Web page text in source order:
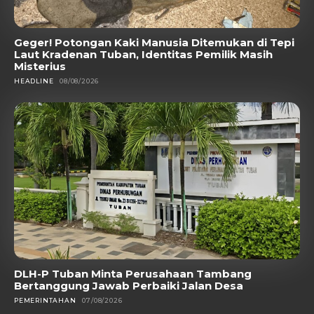
Geger! Potongan Kaki Manusia Ditemukan di Tepi
Laut Kradenan Tuban, Identitas Pemilik Masih
Misterius
HEADLINE 08/08/2026
DLH-P Tuban Minta Perusahaan Tambang
Bertanggung Jawab Perbaiki Jalan Desa
PEMERINTAHAN 07/08/2026